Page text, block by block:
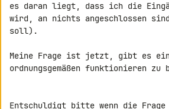
es daran liegt, dass ich die
wird, an nichts angeschlossen
soll).
Meine Frage ist jetzt, gibt es eine
ordnungsgemäßen funktionieren zu
Entschuldigt bitte wenn die Frage